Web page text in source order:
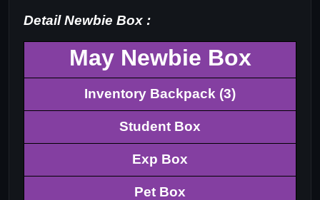
Detail Newbie Box :
May Newbie Box
Inventory Backpack (3)
Student Box
Exp Box
Pet Box